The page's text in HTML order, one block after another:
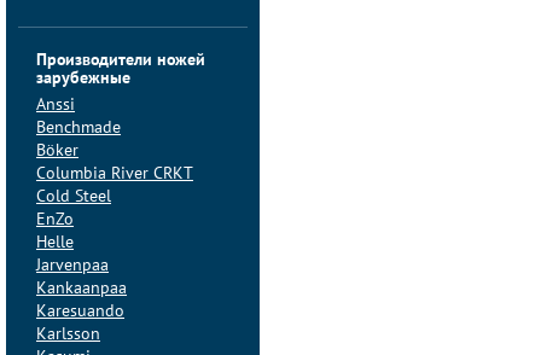
Производители ножей
зарубежные
Anssi
Benchmade
Böker
Columbia River CRKT
Cold Steel
EnZo
Helle
Jarvenpaa
Kankaanpaa
Karesuando
Karlsson